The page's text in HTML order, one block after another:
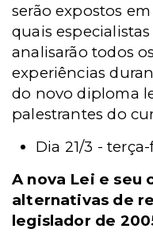
serão expostos
quais
analisarão todos
experiências
do novo diploma
palestrantes do
Dia 21/3 - terça-
A nova Lei e
alternativas de
legislador de